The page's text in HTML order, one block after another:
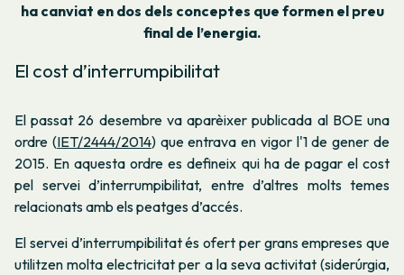
ha canviat en dos dels conceptes que formen el preu
final de l’energia.
El cost d’interrumpibilitat
El passat 26 desembre va aparèixer publicada al BOE una
ordre (IET/2444/2014) que entrava en vigor l'1 de gener de
2015. En aquesta ordre es defineix qui ha de pagar el cost
pel servei d’interrumpibilitat, entre d’altres molts temes
relacionats amb els peatges d’accés.
El servei d’interrumpibilitat és ofert per grans empreses que
utilitzen molta electricitat per a la seva activitat (siderúrgia,